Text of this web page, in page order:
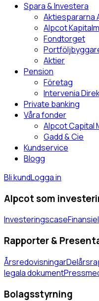
Spara & Investera
Aktiespararna
Alpcot
Fondtorget
Aktier
Pension
Företag
Intervenia
Private banking
Våra fonder
Alpcot Capital
Gadd & Cie
Kundservice
Blogg
Bli kundLogga in
Alpcot som
Investeringscase
Rapporter &
Årsredovisningar
legala dokument
Bolagsstyrning